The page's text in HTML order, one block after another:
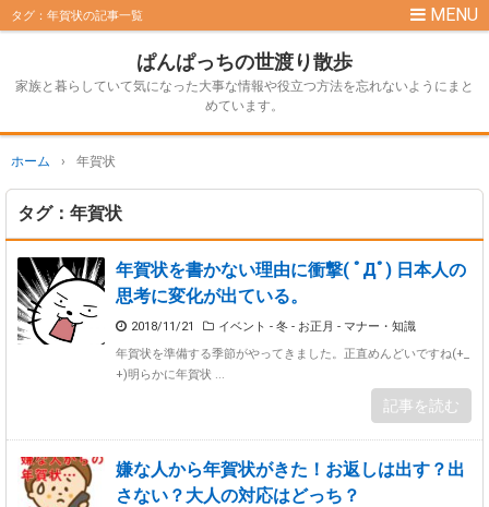
タグ：年賀状の記事一覧
ぱんぱっちの世渡り散歩
家族と暮らしていて気になった大事な情報や役立つ方法を忘れないようにまと
めています。
ホーム › 年賀状
タグ：年賀状
年賀状を書かない理由に衝撃( ﾟДﾟ) 日本人の
思考に変化が出ている。
2018/11/21 イベント - 冬 - お正月 - マナー・知識
年賀状を準備する季節がやってきました。正直めんどいですね(+_
+)明らかに年賀状 ...
記事を読む
嫌な人から年賀状がきた！お返しは出す？出
さない？大人の対応はどっち？